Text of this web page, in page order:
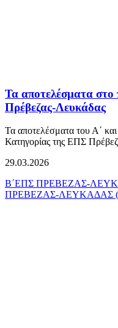
Τα αποτελέσματα
Πρέβεζας-Λευκάδας
Τα αποτελέσματα του Α΄
Κατηγορίας της ΕΠΣ
29.03.2026
Β΄ΕΠΣ ΠΡΕΒΕΖΑΣ-
ΠΡΕΒΕΖΑΣ-ΛΕΥΚΑΔΑΣ